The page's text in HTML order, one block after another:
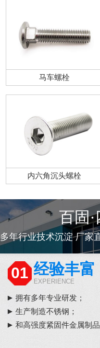
马车螺栓
内六角沉头螺栓
百固
01 经验丰富
EXPERIENCE
拥有多年专业研发；
生产制造不锈钢；
和高强度紧固件金属制品